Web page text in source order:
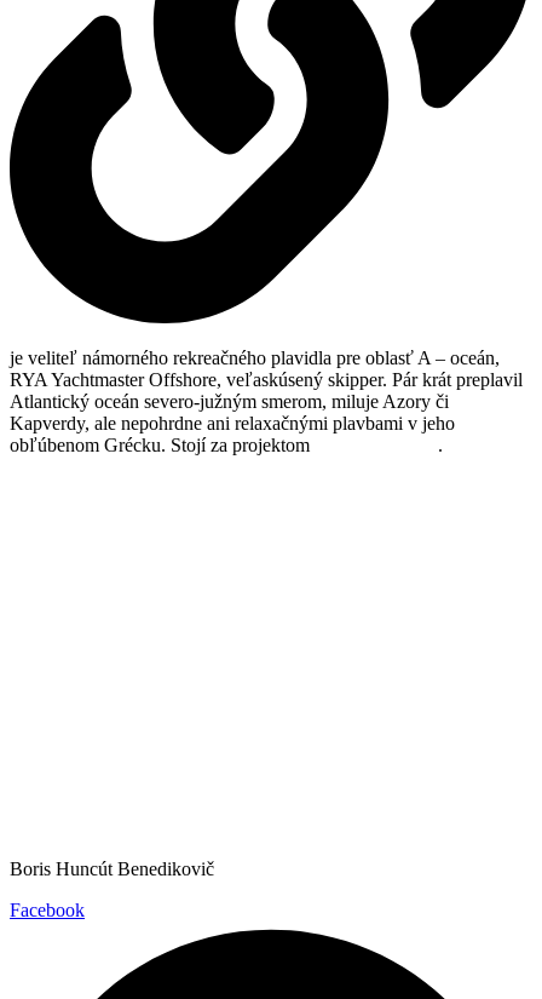
je veliteľ námorného rekreačného plavidla pre oblasť A – oceán,
RYA Yachtmaster Offshore, veľaskúsený skipper. Pár krát preplavil
Atlantický oceán severo-južným smerom, miluje Azory či
Kapverdy, ale nepohrdne ani relaxačnými plavbami v jeho
obľúbenom Grécku. Stojí za projektom
.
Boris Huncút Benedikovič
Facebook